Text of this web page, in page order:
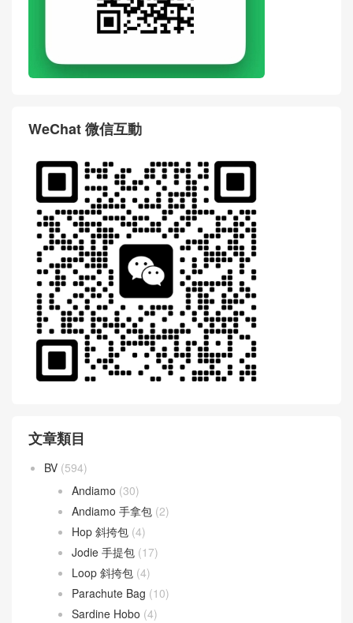
WeChat 微信互動
文章類目
BV (594)
Andiamo (30)
Andiamo 手拿包 (2)
Hop 斜挎包 (4)
Jodie 手提包 (17)
Loop 斜挎包 (4)
Parachute Bag (10)
Sardine Hobo (4)